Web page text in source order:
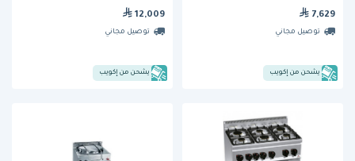
طهي من بيرتوز
7,629
توصيل مجاني
يشحن من إكويب
طهي من بيرتوز
12,009
توصيل مجاني
يشحن من إكويب